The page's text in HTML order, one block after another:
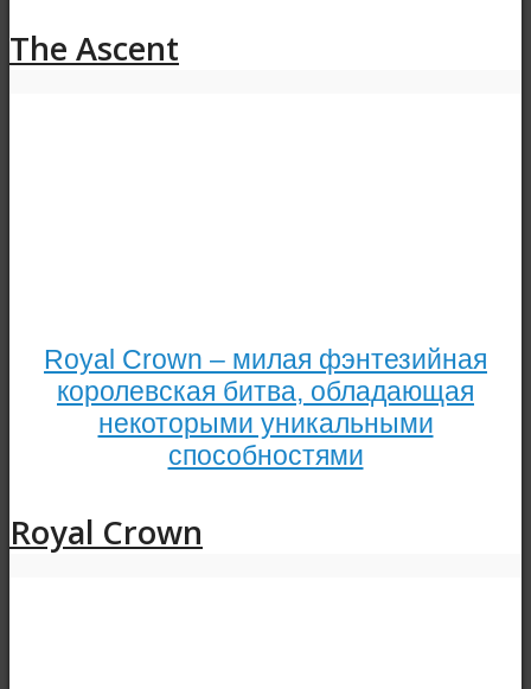
The Ascent
Royal Crown – милая фэнтезийная
королевская битва, обладающая
некоторыми уникальными
способностями
Royal Crown